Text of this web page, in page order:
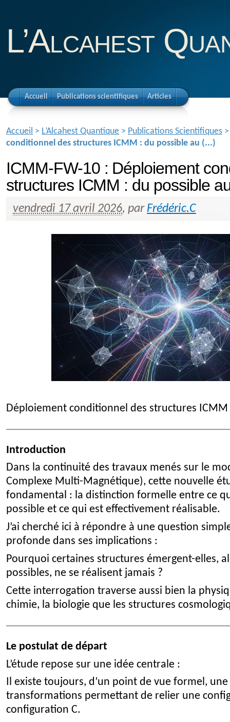
L’Alcahest
Accueil Publications scientifiques Articles
Accueil > L’Alcahest Quantique > Publications Scientifiques
conditionnel des structures ICMM : du possible au (...)
ICMM-FW-10 : Déploiement
structures ICMM : du possible
vendredi 17 avril 2026, par Frédéric.C
Déploiement conditionnel des structures
Introduction
Dans la continuité des travaux menés sur le
Complexe Multi-Magnétique), cette nouvelle
fondamental : la distinction formelle entre ce
possible et ce qui est effectivement réalisable.
J’ai cherché ici à répondre à une question
profonde dans ses implications :
Pourquoi certaines structures émergent-elles,
possibles, ne se réalisent jamais ?
Cette interrogation traverse aussi bien la
chimie, la biologie que les structures
Le postulat de départ
L’étude repose sur une idée centrale :
Il existe toujours, d’un point de vue formel,
transformations permettant de relier une
configuration C.